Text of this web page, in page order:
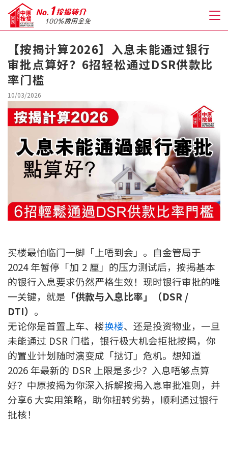
关于我们
格到至抵按揭
人才房贷・开户优惠
免费房贷转介服务
免费开户转介服务
优惠礼遇
中原按揭标签优惠
推荐齐齐友赏
按揭工具
按揭计算
转按计算
置业预算
供款年期计算
【按揭计算2026】入息未能通过银行
审批点算好？6招轻松通过DSR供款比
率门槛
10/03/2026
买楼最怕临门一脚「上唔到会」。自金管局于
2024 年暂停「加 2 厘」的压力测试后，按揭基本
的银行入息要求仍然严格生效！现时银行审批的唯
一关键，就是 「供款与入息比率」（DSR /
DTI） 。
无论你是首置上车、楼换楼、还是投资物业，一旦
未能通过 DSR 门槛，银行极大机会拒批按揭，你
的置业计划随时演变成「挞订」危机。想知道
2026 年最新的 DSR 上限是多少？入息唔够点算
好？中原按揭为你深入拆解按揭入息审批准则，并
分享6 大实用策略，助你扭转劣势，顺利通过银行
批核！